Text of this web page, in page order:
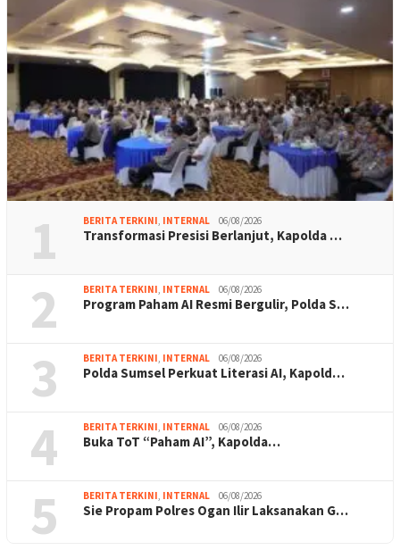
1 BERITA TERKINI, INTERNAL 06/08/2026
Transformasi Presisi Berlanjut, Kapolda …
2 BERITA TERKINI, INTERNAL 06/08/2026
Program Paham AI Resmi Bergulir, Polda S…
3 BERITA TERKINI, INTERNAL 06/08/2026
Polda Sumsel Perkuat Literasi AI, Kapold…
4 BERITA TERKINI, INTERNAL 06/08/2026
Buka ToT “Paham AI”, Kapolda…
5 BERITA TERKINI, INTERNAL 06/08/2026
Sie Propam Polres Ogan Ilir Laksanakan G…